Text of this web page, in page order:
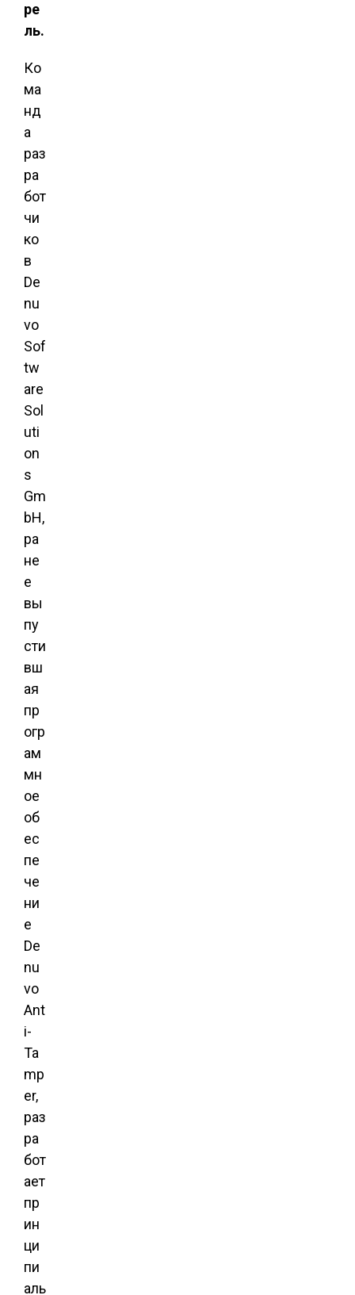
ре
ль.
Ко
ма
нд
а
раз
ра
бот
чи
ко
в
De
nu
vo
Sof
tw
are
Sol
uti
on
s
Gm
bH,
ра
не
е
вы
пу
сти
вш
ая
пр
огр
ам
мн
ое
об
ес
пе
че
ни
е
De
nu
vo
Ant
i-
Ta
mp
er,
раз
ра
бот
ает
пр
ин
ци
пи
аль